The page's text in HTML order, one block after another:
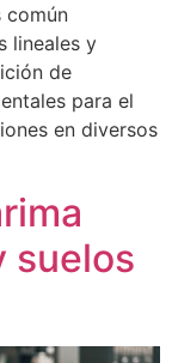
común
lineales y
de
para el
en diversos
suelos